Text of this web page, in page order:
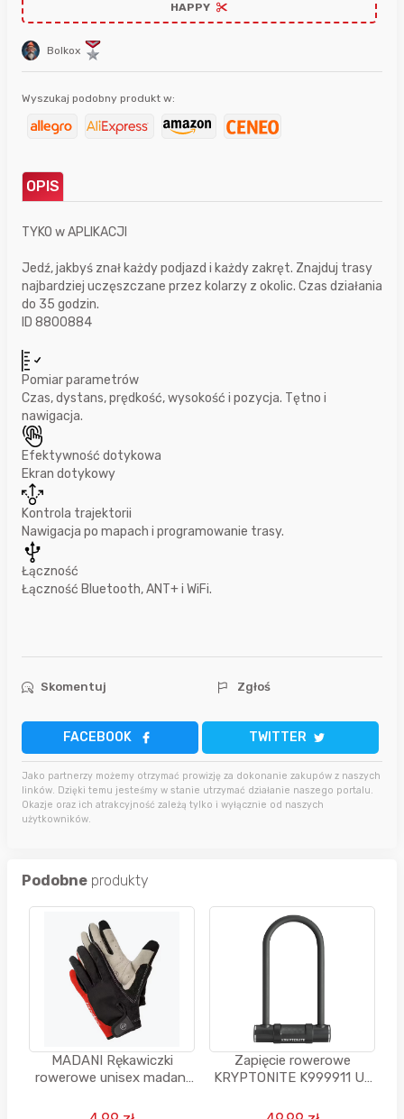
Bolkox
HAPPY
Wyszukaj podobny produkt w:
OPIS
TYKO w APLIKACJI
Jedź, jakbyś znał każdy podjazd i każdy zakręt. Znajduj trasy
najbardziej uczęszczane przez kolarzy z okolic. Czas działania
do 35 godzin.
ID 8800884
Pomiar parametrów
Czas, dystans, prędkość, wysokość i pozycja. Tętno i
nawigacja.
Efektywność dotykowa
Ekran dotykowy
Kontrola trajektorii
Nawigacja po mapach i programowanie trasy.
Łączność
Łączność Bluetooth, ANT+ i WiFi.
Skomentuj Zgłoś
FACEBOOK TWITTER
Jako partnerzy możemy otrzymać prowizję za dokonanie zakupów z naszych
linków. Dzięki temu jesteśmy w stanie utrzymać działanie naszego portalu.
Okazje oraz ich atrakcyjność zależą tylko i wyłącznie od naszych
użytkowników.
Podobne produkty
MADANI Rękawiczki
rowerowe unisex madani
rozm. M-XL
Zapięcie rowerowe
KRYPTONITE K999911 U-